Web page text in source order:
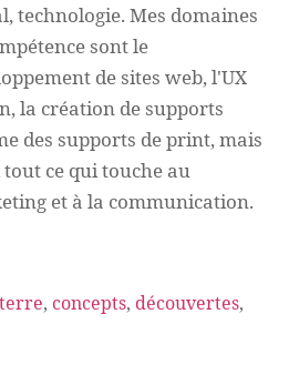
technologie. Mes domaines
sont le
de sites web, l'UX
la création de supports
des supports de print, mais
tout ce qui touche au
et à la communication.
, concepts, découvertes,